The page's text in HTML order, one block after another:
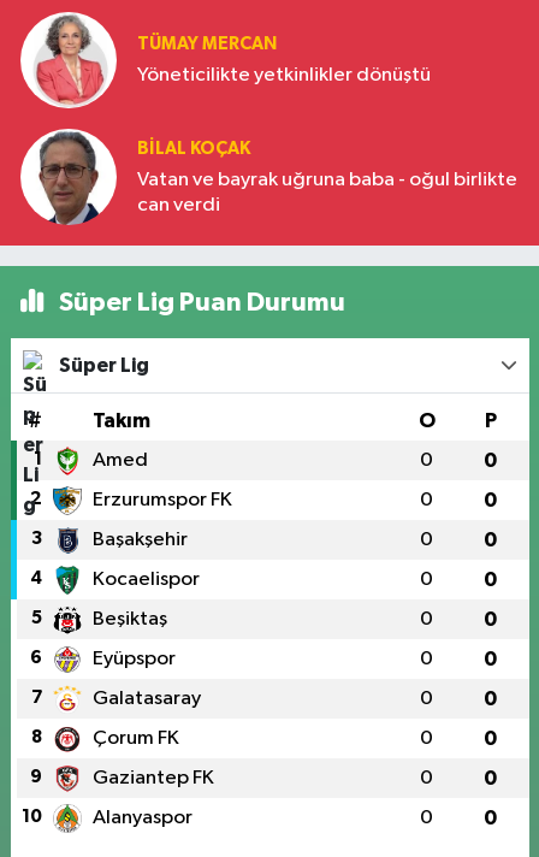
TÜMAY MERCAN
Yöneticilikte yetkinlikler dönüştü
BILAL KOÇAK
Vatan ve bayrak uğruna baba - oğul birlikte
can verdi
Süper Lig Puan Durumu
Süper Lig
# Takım O P
1 Amed 0 0
2 Erzurumspor FK 0 0
3 Başakşehir 0 0
4 Kocaelispor 0 0
5 Beşiktaş 0 0
6 Eyüpspor 0 0
7 Galatasaray 0 0
8 Çorum FK 0 0
9 Gaziantep FK 0 0
10 Alanyaspor 0 0